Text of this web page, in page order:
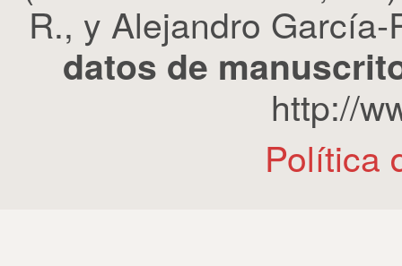
R., y Alejandro
datos de
http://
Política